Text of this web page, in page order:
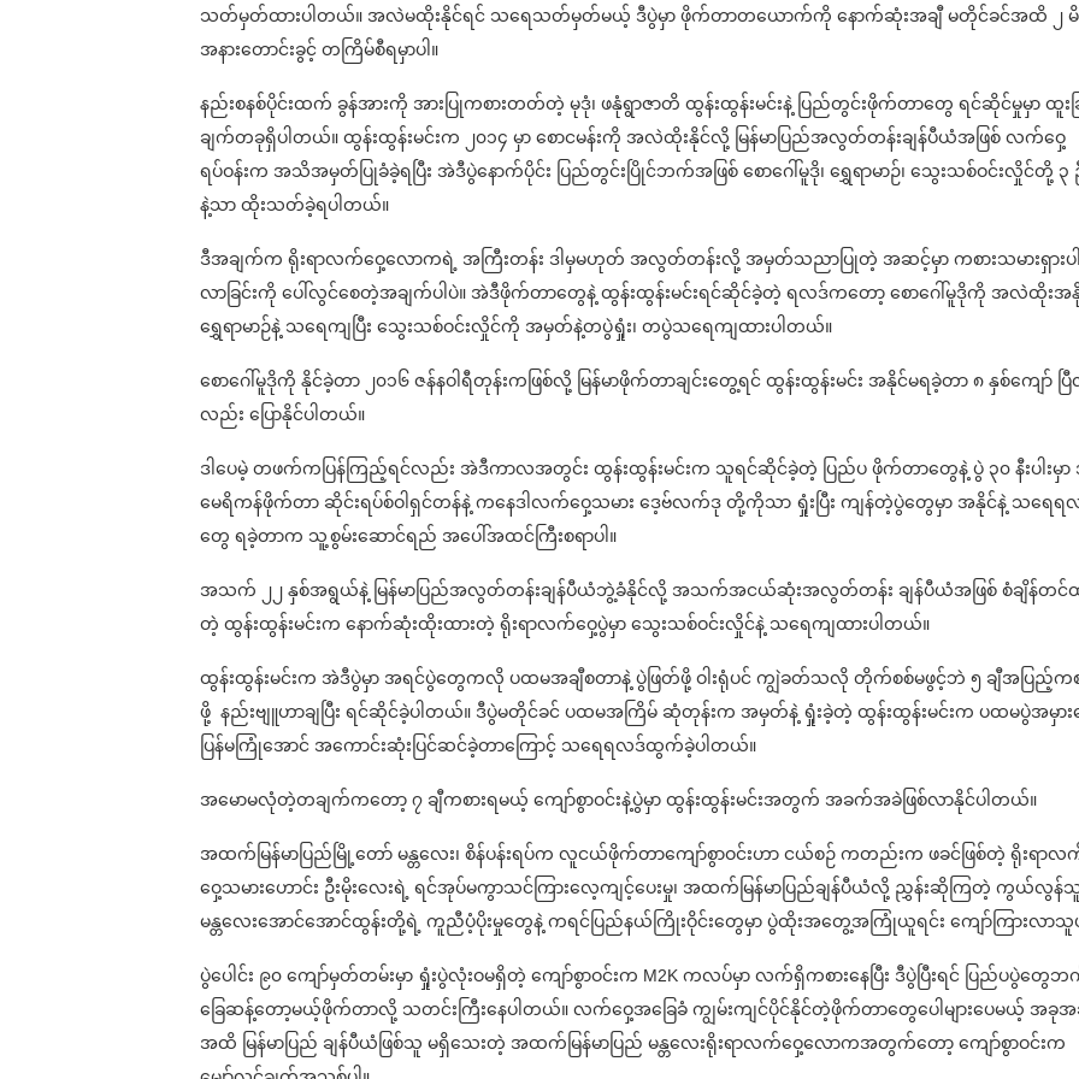
သတ်မှတ်ထားပါတယ်။ အလဲမထိုးနိုင်ရင် သရေသတ်မှတ်မယ့် ဒီပွဲမှာ ဖိုက်တာတယောက်ကို နောက်ဆုံးအချီ မတိုင်ခင်အထိ ၂ မိ
အနားတောင်းခွင့် တကြိမ်စီရမှာပါ။
နည်းစနစ်ပိုင်းထက် ခွန်အားကို အားပြုကစားတတ်တဲ့ မုဒုံ၊ ဖနုံရွာဇာတိ ထွန်းထွန်းမင်းနဲ့ ပြည်တွင်းဖိုက်တာတွေ ရင်ဆိုင်မှုမှာ ထူးခြ
ချက်တခုရှိပါတယ်။ ထွန်းထွန်းမင်းက ၂၀၁၄ မှာ စောငမန်းကို အလဲထိုးနိုင်လို့ မြန်မာပြည်အလွတ်တန်းချန်ပီယံအဖြစ် လက်ဝှေ့
ရပ်ဝန်းက အသိအမှတ်ပြုခံခဲ့ရပြီး အဲဒီပွဲနောက်ပိုင်း ပြည်တွင်းပြိုင်ဘက်အဖြစ် စောဂေါ်မူဒို၊ ရွှေရာမာဉ်၊ သွေးသစ်ဝင်းလှိုင်တို့ ၃
နဲ့သာ ထိုးသတ်ခဲ့ရပါတယ်။
ဒီအချက်က ရိုးရာလက်ဝှေ့လောကရဲ့ အကြီးတန်း ဒါမှမဟုတ် အလွတ်တန်းလို့ အမှတ်သညာပြုတဲ့ အဆင့်မှာ ကစားသမားရှားပါ
လာခြင်းကို ပေါ်လွင်စေတဲ့အချက်ပါပဲ။ အဲဒီဖိုက်တာတွေနဲ့ ထွန်းထွန်းမင်းရင်ဆိုင်ခဲ့တဲ့ ရလဒ်ကတော့ စောဂေါ်မူဒိုကို အလဲထိုးအနို
ရွှေရာမာဉ်နဲ့ သရေကျပြီး သွေးသစ်ဝင်းလှိုင်ကို အမှတ်နဲ့တပွဲရှုံး၊ တပွဲသ‌ရေကျထားပါတယ်။
စောဂေါ်မူဒိုကို နိုင်ခဲ့တာ ၂၀၁၆ ဇန်နဝါရီတုန်းကဖြစ်လို့ မြန်မာဖိုက်တာချင်းတွေ့ရင် ထွန်းထွန်းမင်း အနိုင်မရခဲ့တာ ၈ နှစ်ကျော် ပ
လည်း ပြောနိုင်ပါတယ်။
ဒါပေမဲ့ တဖက်ကပြန်ကြည့်ရင်လည်း အဲဒီကာလအတွင်း ထွန်းထွန်းမင်းက သူရင်ဆိုင်ခဲ့တဲ့ ပြည်ပ ဖိုက်တာတွေနဲ့ ပွဲ ၃၀ နီးပါးမှာ
မေရိကန်ဖိုက်တာ ဆိုင်းရပ်စ်ဝါရှင်တန်နဲ့ ကနေဒါလက်ဝှေ့သမား ဒေ့ဗ်လက်ဒု တို့ကိုသာ ရှုံးပြီး ကျန်တဲ့ပွဲတွေမှာ အနိုင်နဲ့ သရေရ
တွေ ရခဲ့တာက သူ့စွမ်းဆောင်ရည် အပေါ်အထင်ကြီးစရာပါ။
အသက် ၂၂ နှစ်အရွယ်နဲ့ မြန်မာပြည်အလွတ်တန်းချန်ပီယံဘွဲ့ခံနိုင်လို့ အသက်အငယ်ဆုံးအလွတ်တန်း ချန်ပီယံအဖြစ် စံချိန်တင်ထ
တဲ့ ထွန်းထွန်းမင်းက နောက်ဆုံးထိုးထားတဲ့ ရိုးရာလက်ဝှေ့ပွဲမှာ သွေးသစ်ဝင်းလှိုင်နဲ့ သရေကျထားပါတယ်။
ထွန်းထွန်းမင်းက အဲဒီပွဲမှာ အရင်ပွဲတွေကလို ပထမအချီစတာနဲ့ ပွဲဖြတ်ဖို့ ဝါးရုံပင် ကျွဲခတ်သလို တိုက်စစ်မဖွင့်ဘဲ ၅ ချီအပြည့်ကစ
ဖို့ နည်းဗျူဟာချပြီး ရင်ဆိုင်ခဲ့ပါတယ်။ ဒီပွဲမတိုင်ခင် ပထမအကြိမ် ဆုံတုန်းက အမှတ်နဲ့ ရှုံးခဲ့တဲ့ ထွန်းထွန်းမင်းက ပထမပွဲအမှာ
ပြန်မကြုံအောင် အကောင်းဆုံးပြင်ဆင်ခဲ့တာကြောင့် သရေရလဒ်ထွက်ခဲ့ပါတယ်။
အမောမလုံတဲ့တချက်ကတော့ ၇ ချီကစားရမယ့် ကျော်စွာဝင်းနဲ့ပွဲမှာ ထွန်းထွန်းမင်းအတွက် အခက်အခဲဖြစ်လာနိုင်ပါတယ်။
အထက်မြန်မာပြည်မြို့တော် မန္တလေး၊ စိန်ပန်းရပ်က လူငယ်ဖိုက်တာကျော်စွာဝင်းဟာ ငယ်စဉ် ကတည်းက ဖခင်ဖြစ်တဲ့ ရိုးရာလ
ဝှေ့သမားဟောင်း ဦးမိုးလေးရဲ့ ရင်အုပ်မကွာသင်ကြားလေ့ကျင့်ပေးမှု၊ အထက်မြန်မာပြည်ချန်ပီယံလို့ ညွှန်းဆိုကြတဲ့ ကွယ်လွန်
မန္တလေးအောင်အောင်ထွန်းတို့ရဲ့ ကူညီပံ့ပိုးမှုတွေနဲ့ ကရင်ပြည်နယ်ကြိုးဝိုင်းတွေမှာ ပွဲထိုးအတွေ့အကြုံယူရင်း ကျော်ကြားလာသူပ
ပွဲပေါင်း ၉၀ ကျော်မှတ်တမ်းမှာ ရှုံးပွဲလုံးဝမရှိတဲ့ ကျော်စွာဝင်းက M2K ကလပ်မှာ လက်ရှိကစားနေပြီး ဒီပွဲပြီးရင် ပြည်ပပွဲတွေ
ခြေဆန့်တော့မယ့်ဖိုက်တာလို့ သတင်းကြီးနေပါတယ်။ လက်ဝှေ့အခြေခံ ကျွမ်းကျင်ပိုင်နိုင်တဲ့ဖိုက်တာတွေပေါများပေမယ့် အခုအ
အထိ မြန်မာပြည် ချန်ပီယံဖြစ်သူ မရှိသေးတဲ့ အထက်မြန်မာပြည် မန္တလေးရိုးရာလက်ဝှေ့လောကအတွက်တော့ ကျော်စွာဝင်းက